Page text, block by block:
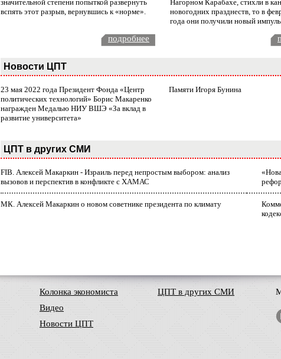
значительной степени попыткой развернуть
вспять этот разрыв, вернувшись к «норме».
Нагорном Карабахе, стихли в
новогодних празднеств, то в
года они получили новый
подробнее
Новости ЦПТ
23 мая 2022 года Президент Фонда «Центр
политических технологий» Борис Макаренко
награжден Медалью НИУ ВШЭ «За вклад в
развитие университета»
Памяти Игоря Бунина
ЦПТ в других СМИ
FIB. Алексей Макаркин - Израиль перед непростым выбором: анализ
вызовов и перспектив в конфликте с ХАМАС
МК. Алексей Макаркин о новом советнике президента по климату
Колонка экономиста
Видео
Новости ЦПТ
ЦПТ в других СМИ